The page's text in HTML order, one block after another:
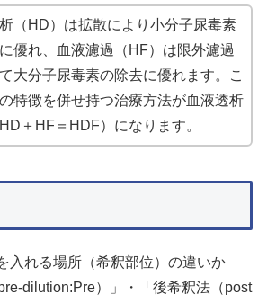
（HD）は拡散により小分子尿毒素
優れ、血液濾過（HF）は限外濾過
大分子尿毒素の除去に優れます。こ
特徴を併せ持つ治療方法が血液透析
＋HF＝HDF）になります。
入れる場所（希釈部位）の違いか
dilution:Pre）」・「後希釈法（post